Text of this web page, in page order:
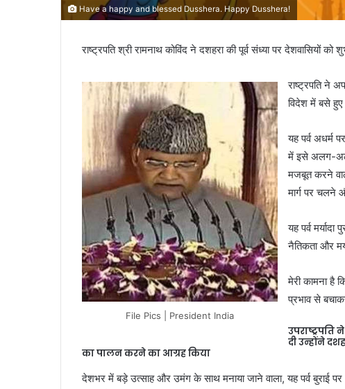
Have a happy and blessed Dusshera. Happy Dusshera!
राष्ट्रपति श्री रामनाथ कोविंद ने दशहरा की पूर्व संध्या पर देशवासियों को
File Pics | President India
राष्ट्रपति ने
विदेश में बसे हुए
यह पर्व अधर्म
में इसे अलग-
मजबूत करने
मार्ग पर चलने
यह पर्व
नैतिकता और
मेरी कामना है
प्रभाव से
दी उन्होंने
का पालन करने का आग्रह किया
देशभर में बड़े उत्साह और उमंग के साथ मनाया जाने वाला, यह पर्व बुराई पर